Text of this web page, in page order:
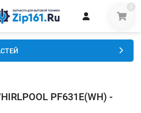
0
PF631E(WH) -